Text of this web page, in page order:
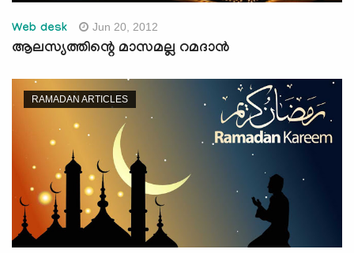
Web desk Jun 20, 2012
ആലസ്യത്തിന്റെ മാസമല്ല റമദാൻ
RAMADAN ARTICLES